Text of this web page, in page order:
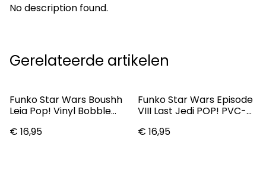
No description found.
Gerelateerde artikelen
Funko Star Wars Boushh
Leia Pop! Vinyl Bobble
€ 16,95
Funko Star Wars Episode
VIII Last Jedi POP! PVC-
€ 16,95